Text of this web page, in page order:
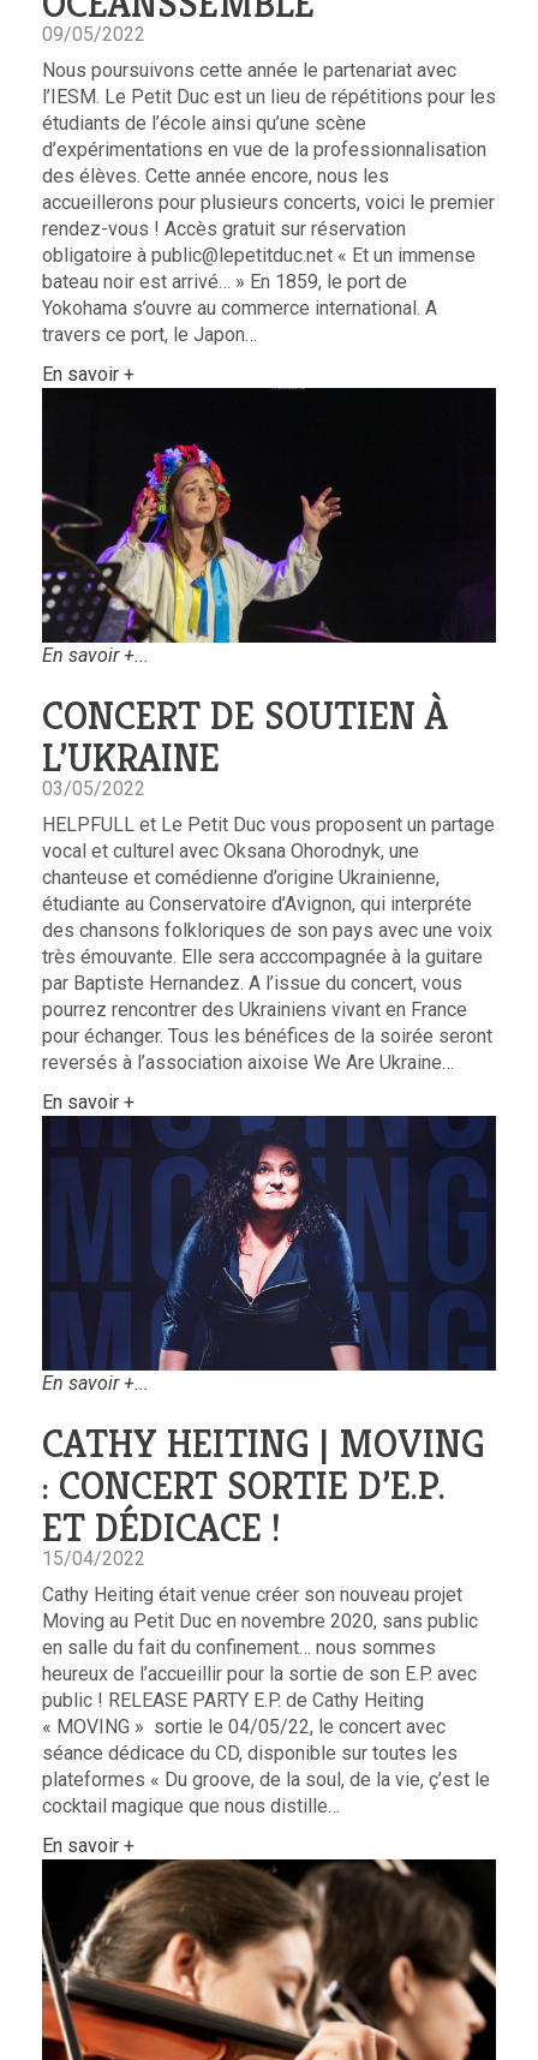
09/05/2022
Nous poursuivons cette année le partenariat avec
l’IESM. Le Petit Duc est un lieu de répétitions pour les
étudiants de l’école ainsi qu’une scène
d’expérimentations en vue de la professionnalisation
des élèves. Cette année encore, nous les
accueillerons pour plusieurs concerts, voici le premier
rendez-vous ! Accès gratuit sur réservation
obligatoire à public@lepetitduc.net « Et un immense
bateau noir est arrivé… » En 1859, le port de
Yokohama s’ouvre au commerce international. A
travers ce port, le Japon…
En savoir +
En savoir +...
CONCERT DE SOUTIEN À
L’UKRAINE
03/05/2022
HELPFULL et Le Petit Duc vous proposent un partage
vocal et culturel avec Oksana Ohorodnyk, une
chanteuse et comédienne d’origine Ukrainienne,
étudiante au Conservatoire d’Avignon, qui interpréte
des chansons folkloriques de son pays avec une voix
très émouvante. Elle sera acccompagnée à la guitare
par Baptiste Hernandez. A l’issue du concert, vous
pourrez rencontrer des Ukrainiens vivant en France
pour échanger. Tous les bénéfices de la soirée seront
reversés à l’association aixoise We Are Ukraine…
En savoir +
En savoir +...
CATHY HEITING | MOVING
: CONCERT SORTIE D’E.P.
ET DÉDICACE !
15/04/2022
Cathy Heiting était venue créer son nouveau projet
Moving au Petit Duc en novembre 2020, sans public
en salle du fait du confinement… nous sommes
heureux de l’accueillir pour la sortie de son E.P. avec
public ! RELEASE PARTY E.P. de Cathy Heiting
« MOVING » sortie le 04/05/22, le concert avec
séance dédicace du CD, disponible sur toutes les
plateformes « Du groove, de la soul, de la vie, ç’est le
cocktail magique que nous distille…
En savoir +